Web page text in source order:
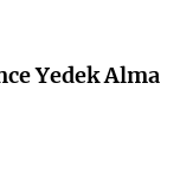
Yedek Alma